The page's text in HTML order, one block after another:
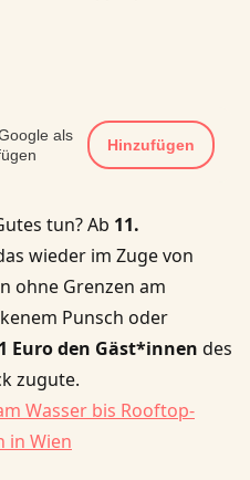
als
Hinzufügen
tun? Ab 11.
wieder im Zuge von
ohne Grenzen am
Punsch oder
1 Euro den Gäst*innen des
zugute.
Wasser bis Rooftop-
in Wien